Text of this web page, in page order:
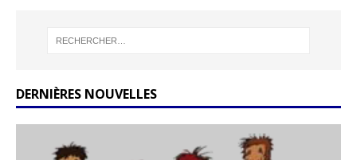
DERNIÈRES NOUVELLES